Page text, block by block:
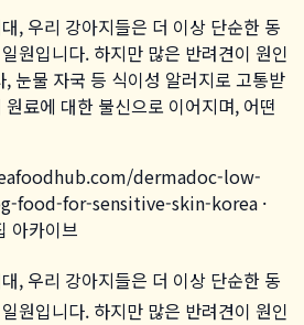
, 우리 강아지들은 더 이상 단순한 동
원입니다. 하지만 많은 반려견이 원인
눈물 자국 등 식이성 알러지로 고통받
료에 대한 불신으로 이어지며, 어떤
/dermadoc-low-
food-for-sensitive-skin-korea ·
아카이브
, 우리 강아지들은 더 이상 단순한 동
원입니다. 하지만 많은 반려견이 원인